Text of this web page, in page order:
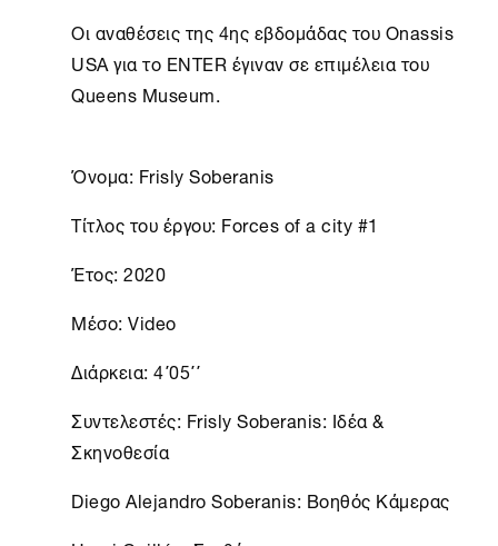
Οι αναθέσεις της 4ης εβδομάδας του Onassis
USA για το ENTER έγιναν σε επιμέλεια του
Queens Museum.
Όνομα: Frisly Soberanis
Τίτλος του έργου: Forces of a city #1
Έτος: 2020
Μέσο: Video
Διάρκεια: 4΄05΄΄
Συντελεστές: Frisly Soberanis: Ιδέα &
Σκηνοθεσία
Diego Alejandro Soberanis: Βοηθός Κάμερας